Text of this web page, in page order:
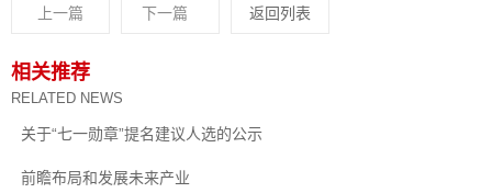
上一篇 下一篇 返回列表
相关推荐
RELATED NEWS
关于“七一勋章”提名建议人选的公示
前瞻布局和发展未来产业